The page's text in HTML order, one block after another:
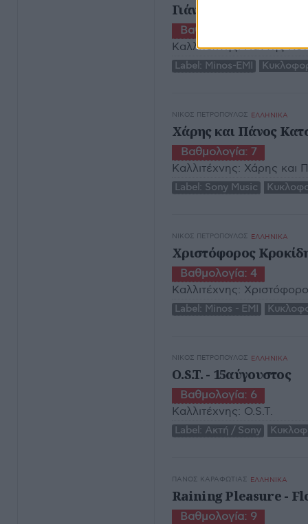
Γιάννης Κότσιρας -
Βαθμολογία:
Καλλιτέχνης: Γιάννης
Label: Minos-EMI
ΝΊΚΟΣ ΠΕΤΡΌΠΟΥΛΟΣ ΕΛΛΗΝΙΚΑ
Χάρης και Πάνος
Βαθμολογία: 7
Καλλιτέχνης: Χάρης και
Label: Sony Music
ΝΊΚΟΣ ΠΕΤΡΌΠΟΥΛΟΣ ΕΛΛΗΝΙΚΑ
Χριστόφορος
Βαθμολογία: 4
Καλλιτέχνης:
Label: Minos - EMI
ΝΊΚΟΣ ΠΕΤΡΌΠΟΥΛΟΣ ΕΛΛΗΝΙΚΑ
O.S.T. - 15αύγουστος
Βαθμολογία: 6
Καλλιτέχνης: O.S.T.
Label: Ακτή / Sony
ΠΆΝΟΣ ΚΑΡΑΦΩΤΙΆΣ ΕΛΛΗΝΙΚΑ
Raining Pleasure -
Βαθμολογία: 9